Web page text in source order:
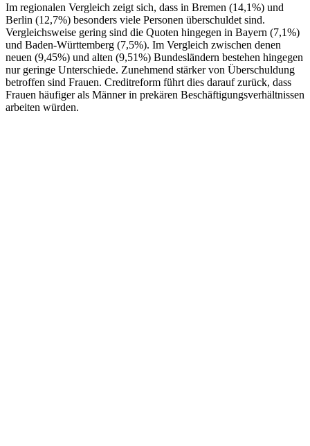
Im regionalen Vergleich zeigt sich, dass in Bremen (14,1%) und
Berlin (12,7%) besonders viele Personen überschuldet sind.
Vergleichsweise gering sind die Quoten hingegen in Bayern (7,1%)
und Baden-Württemberg (7,5%). Im Vergleich zwischen denen
neuen (9,45%) und alten (9,51%) Bundesländern bestehen hingegen
nur geringe Unterschiede. Zunehmend stärker von Überschuldung
betroffen sind Frauen. Creditreform führt dies darauf zurück, dass
Frauen häufiger als Männer in prekären Beschäftigungsverhältnissen
arbeiten würden.